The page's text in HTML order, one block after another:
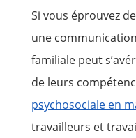
Si vous éprouvez
une
familiale peut
de leurs
psychosociale en
travailleurs et